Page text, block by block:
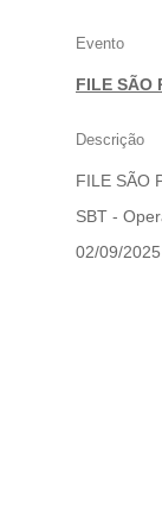
Evento
FILE SÃO
Descrição
FILE SÃO
SBT -
02/09/2025